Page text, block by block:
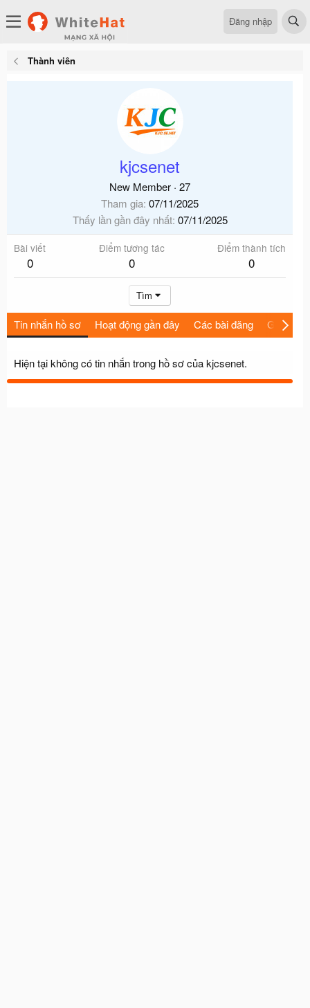
Đăng nhập
Thành viên
kjcsenet
New Member · 27
Tham gia 07/11/2025
Thấy lần gần đây nhất 07/11/2025
Bài viết
0
Điểm tương tác
0
Điểm thành tích
0
Tìm
Tin nhắn hồ sơ Hoạt động gần đây Các bài đăng Giới thiệu
Hiện tại không có tin nhắn trong hồ sơ của kjcsenet.